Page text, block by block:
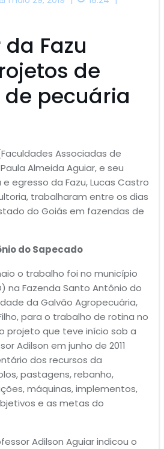
Fazu
de
pecuária
Associadas de
Almeida Aguiar, e seu
egresso da Fazu, Lucas Castro
trabalharam entre os dias
do Goiás em fazendas de
do Sapecado
o trabalho foi no município
na Fazenda Santo Antônio do
da Galvão Agropecuária,
para o trabalho de rotina no
projeto que teve início sob a
Adilson em junho de 2011
dos recursos da
pastagens, rebanho,
máquinas, implementos,
e as metas do
Adilson Aguiar indicou o